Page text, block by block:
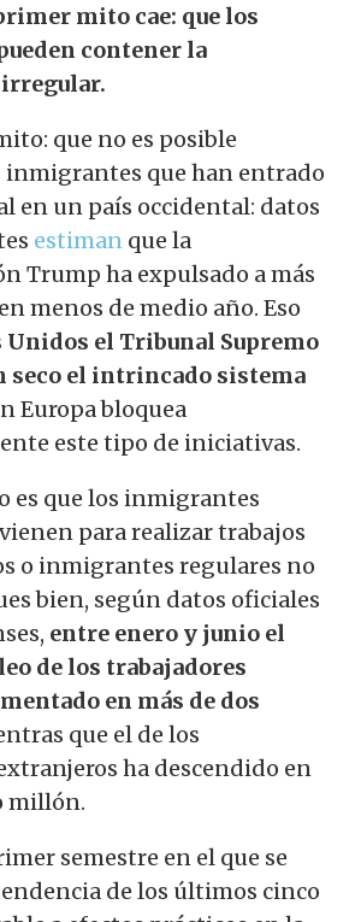
mito cae: que los
contener la
que no es posible
inmigrantes que han entrado
en un país occidental: datos
estiman que la
Trump ha expulsado a más
menos de medio año. Eso
Unidos el Tribunal Supremo
seco el intrincado sistema
Europa bloquea
este tipo de iniciativas.
es que los inmigrantes
para realizar trabajos
o inmigrantes regulares no
bien, según datos oficiales
entre enero y junio el
de los trabajadores
en más de dos
que el de los
ha descendido en
millón.
semestre en el que se
de los últimos cinco